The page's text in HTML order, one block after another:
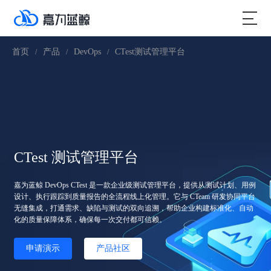
首页 / 产品 / DevOps / CTest测试管理平台
CTest 测试管理平台
嘉为蓝鲸 DevOps CTest 是一款企业级测试管理平台，提供从测试计划、用例
设计、执行跟踪到质量报告的全流程线上化管理。它与 CTeam 研发协同平台
无缝集成，打通需求、缺陷与测试的双向追溯，帮助企业构建标准化、自动
化的质量保障体系，确保每一次交付都可信赖。
申请演示 产品社区